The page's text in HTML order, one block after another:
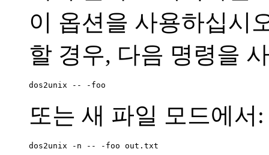
이 옵션을 사용하십시
할 경우, 다음 명령을
dos2unix -- -foo
또는 새 파일 모드에서:
dos2unix -n -- -foo out.txt